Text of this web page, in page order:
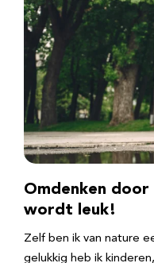
Omdenken
wordt leuk!
Zelf ben ik van nature
gelukkig heb ik